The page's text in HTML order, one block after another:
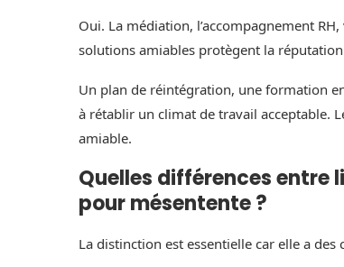
Oui. La médiation, l’accompagnement
solutions amiables protègent la
Un plan de réintégration, une formation
à rétablir un climat de travail acceptable.
amiable.
Quelles différences
pour mésentente ?
La distinction est essentielle car elle a